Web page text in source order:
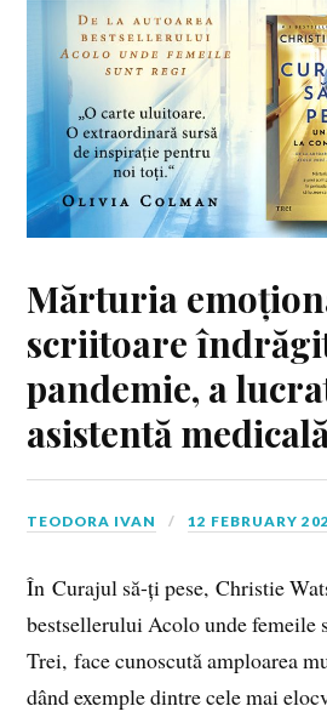
Mărturia
scriitoare
pandemie, a
asistentă
TEODORA IVAN 12 FEBRUARY
În Curajul să-ți pese, Christie
bestsellerului Acolo unde femeile
Trei, face cunoscută amploarea
dând exemple dintre cele mai